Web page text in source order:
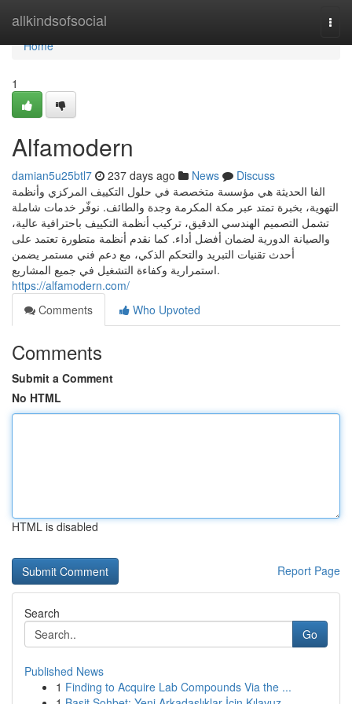
allkindsofsocial
Home
Home
1
Alfamodern
damian5u25btl7 237 days ago News
Discuss
الفا الحديثة هي مؤسسة متخصصة في حلول التكييف المركزي وأنظمة
التهوية، بخبرة تمتد عبر مكة المكرمة وجدة والطائف. نوفّر خدمات شاملة
تشمل التصميم الهندسي الدقيق، تركيب أنظمة التكييف باحترافية عالية،
والصيانة الدورية لضمان أفضل أداء. كما نقدم أنظمة متطورة تعتمد على
أحدث تقنيات التبريد والتحكم الذكي، مع دعم فني مستمر يضمن
استمرارية وكفاءة التشغيل في جميع المشاريع.
https://alfamodern.com/
Comments
Who Upvoted
Comments
Submit a Comment
No HTML
HTML is disabled
Report Page
Search
Go
Published News
1 Finding to Acquire Lab Compounds Via the ...